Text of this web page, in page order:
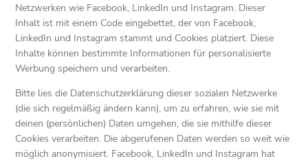
Netzwerken wie Facebook, LinkedIn und Instagram. Dieser
Inhalt ist mit einem Code eingebettet, der von Facebook,
LinkedIn und Instagram stammt und Cookies platziert. Diese
Inhalte können bestimmte Informationen für personalisierte
Werbung speichern und verarbeiten.
Bitte lies die Datenschutzerklärung dieser sozialen Netzwerke
(die sich regelmäßig ändern kann), um zu erfahren, wie sie mit
deinen (persönlichen) Daten umgehen, die sie mithilfe dieser
Cookies verarbeiten. Die abgerufenen Daten werden so weit wie
möglich anonymisiert. Facebook, LinkedIn und Instagram hat